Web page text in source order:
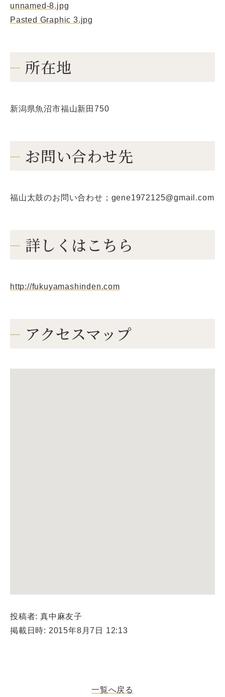
unnamed-8.jpg
Pasted Graphic 3.jpg
所在地
新潟県魚沼市福山新田750
お問い合わせ先
福山太鼓のお問い合わせ；gene1972125@gmail.com
詳しくはこちら
http://fukuyamashinden.com
アクセスマップ
投稿者: 真中麻友子
掲載日時: 2015年8月7日 12:13
一覧へ戻る